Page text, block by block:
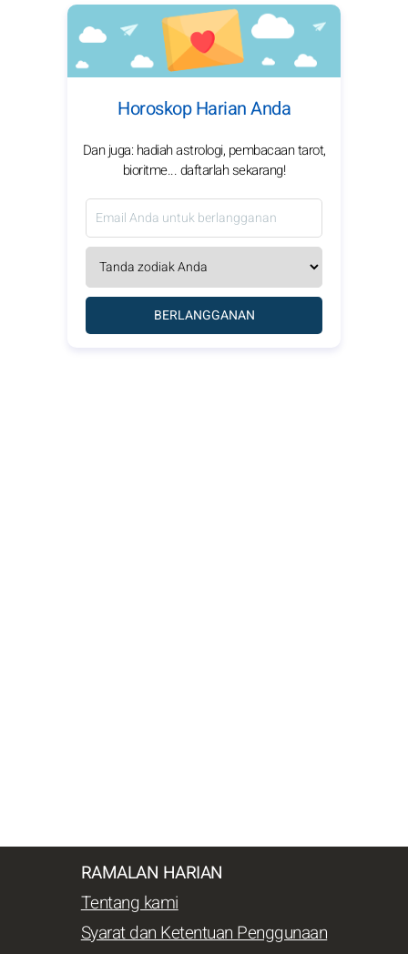
Horoskop Harian Anda
Dan juga: hadiah astrologi, pembacaan tarot,
bioritme... daftarlah sekarang!
BERLANGGANAN
RAMALAN HARIAN
Tentang kami
Syarat dan Ketentuan Penggunaan